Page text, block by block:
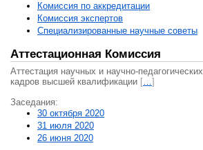
Комиссия по аккредитации
Комиссия экспертов
Специализированные научные советы
Аттестационная Комиссия
Аттестация научных и научно-педагогических
кадров высшей квалификации […]
Заседания:
30 октября 2020
31 июля 2020
26 июня 2020